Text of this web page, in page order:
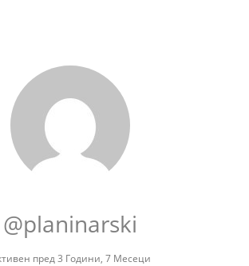
@planinarski
пред 3 Години, 7 Месеци